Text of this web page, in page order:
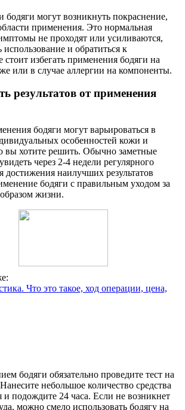
бодяги могут возникнуть покраснение,
применения. Это нормальная
не проходят или усиливаются,
использование и обратиться к
стоит избегать применения бодяги на
или в случае аллергии на компоненты.
результатов от применения
бодяги могут варьироваться в
особенностей кожи и
вы хотите решить. Обычно заметные
через 2-4 недели регулярного
достижения наилучших результатов
бодяги с правильным уходом за
жизни.
Что это такое, ход операции, цена,
бодяги обязательно проведите тест на
небольшое количество средства
и подождите 24 часа. Если не возникнет
можно смело использовать бодягу на